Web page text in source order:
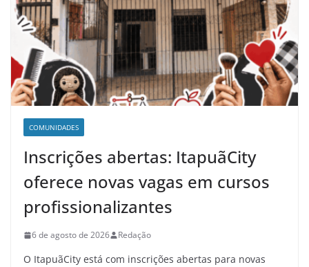
COMUNIDADES
Inscrições abertas: ItapuãCity
oferece novas vagas em cursos
profissionalizantes
6 de agosto de 2026 Redação
O ItapuãCity está com inscrições abertas para novas